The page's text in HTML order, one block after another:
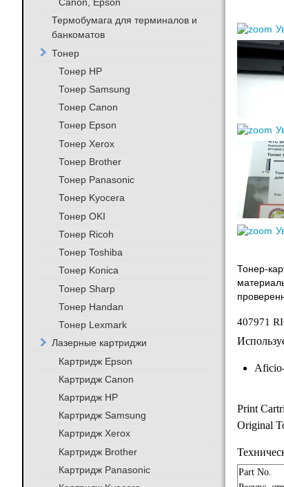
Тонер-
407971
Print
Original
Part No.
Термобумага для терминалов и
банкоматов
Тонер
Тонер HP
Тонер Samsung
Тонер Canon
Тонер Epson
Тонер Xerox
Тонер Brother
Тонер Panasonic
Тонер Kyocera
Тонер OKI
Тонер Ricoh
Тонер Toshiba
Тонер Konica
Тонер Sharp
Тонер Handan
Тонер Lexmark
Лазерные картриджи
Картридж Epson
Картридж Canon
Картридж HP
Картридж Samsung
Картридж Xerox
Картридж Brother
Картридж Panasonic